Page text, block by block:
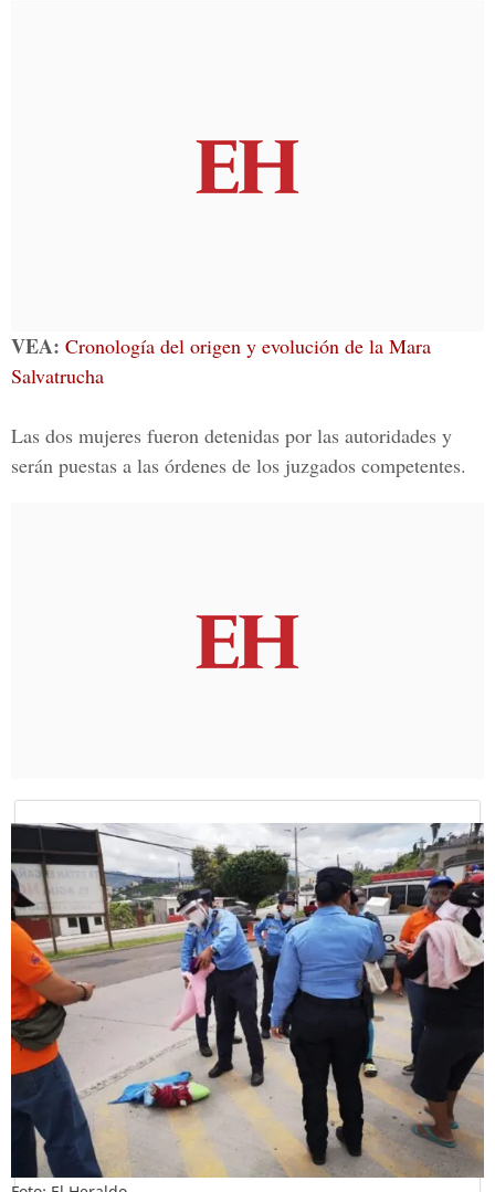
VEA: Cronología del origen y evolución de la Mara
Salvatrucha
Las dos mujeres fueron detenidas por las autoridades y
serán puestas a las órdenes de los juzgados competentes.